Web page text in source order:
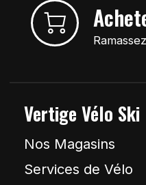
Vertige Vélo Ski
Nos Magasins
Services de Vélo